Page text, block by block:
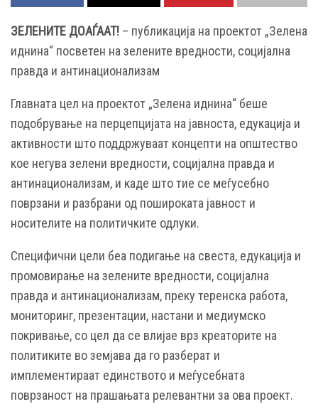
ЗЕЛЕНИТЕ ДОАЃААТ! – публикација на проектот „Зелена
иднина“ посветен на зелените вредности, социјална
правда и антинационализам
Главната цел на проектот „Зелена иднина“ беше
подобрување на перцепцијата на јавноста, едукација и
активности што поддржуваат концепти на општество
кое негува зелени вредности, социјална правда и
антинационализам, и каде што тие се меѓусебно
поврзани и разбрани од пошироката јавност и
носителите на политичките одлуки.
Специфични цели беа подигање на свеста, едукација и
промовирање на зелените вредности, социјална
правда и антинационализам, преку теренска работа,
мониторинг, презентации, настани и медиумско
покривање, со цел да се влијае врз креаторите на
политиките во земјава да го разберат и
имплементираат единството и меѓусебната
поврзаност на прашањата релевантни за ова проект.